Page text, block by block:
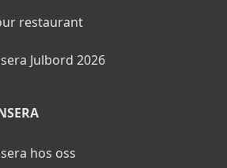
restaurant
Julbord 2026
hos oss